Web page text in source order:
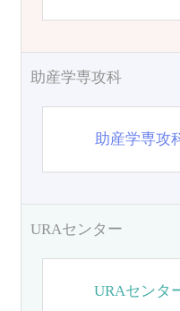
助産学専攻科
助産学専攻
URAセンター
URAセンタ